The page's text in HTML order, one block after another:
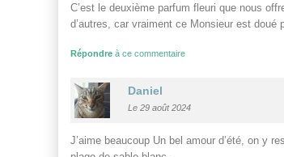
C’est le deuxième parfum fleuri que nous
d’autres, car vraiment ce Monsieur est doué
Répondre à ce commentaire
Daniel
Le 29 août 2024
J’aime beaucoup Un bel amour d’été, on y